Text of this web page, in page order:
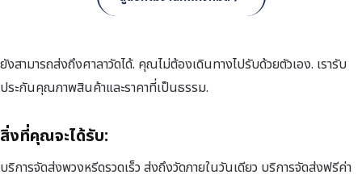
ยังสามารถส่งถึงศาลาวัดได้. คุณไม่ต้องเดินทางไปรับด้วยตัวเอง. เรารับ
ประกันคุณภาพสินค้าและราคาที่เป็นธรรม.
สิ่งที่คุณจะได้รับ:
บริการจัดส่งพวงหรีดรวดเร็ว ส่งถึงวัดภายในวันเดียว บริการจัดส่งฟรีค่า